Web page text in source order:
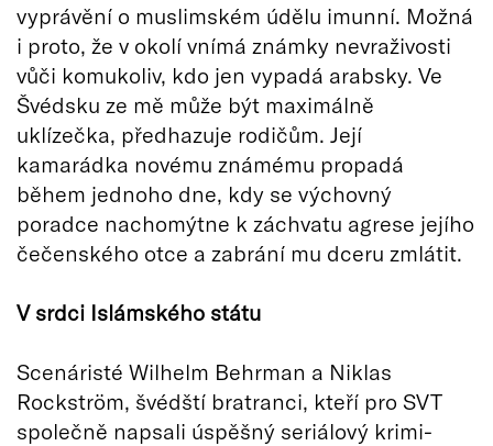
vyprávění o muslimském údělu imunní. Možná
i proto, že v okolí vnímá známky nevraživosti
vůči komukoliv, kdo jen vypadá arabsky. Ve
Švédsku ze mě může být maximálně
uklízečka, předhazuje rodičům. Její
kamarádka novému známému propadá
během jednoho dne, kdy se výchovný
poradce nachomýtne k záchvatu agrese jejího
čečenského otce a zabrání mu dceru zmlátit.
V srdci Islámského státu
Scenáristé Wilhelm Behrman a Niklas
Rockström, švédští bratranci, kteří pro SVT
společně napsali úspěšný seriálový krimi-